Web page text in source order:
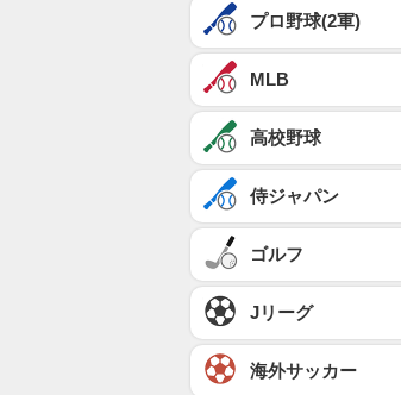
プロ野球(2軍)
MLB
高校野球
侍ジャパン
ゴルフ
Jリーグ
海外サッカー